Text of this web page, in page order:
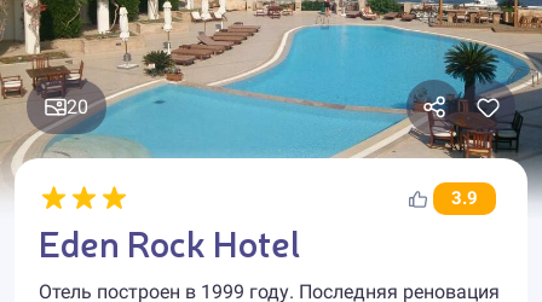
20
3.9
Eden Rock Hotel
Отель построен в 1999 году. Последняя реновация